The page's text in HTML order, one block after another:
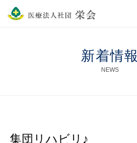
新着情報
NEWS
集団リハビリ♪